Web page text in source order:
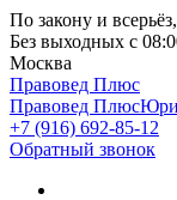
По закону и
Без выходных с
Москва
Правовед Плюс
Правовед Плюс
+7 (916) 692-85-12
Обратный звонок